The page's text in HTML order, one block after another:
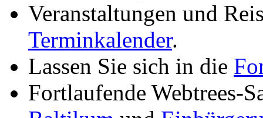
Veranstaltungen und
Terminkalender.
Lassen Sie sich in die
Fortlaufende Webtrees-